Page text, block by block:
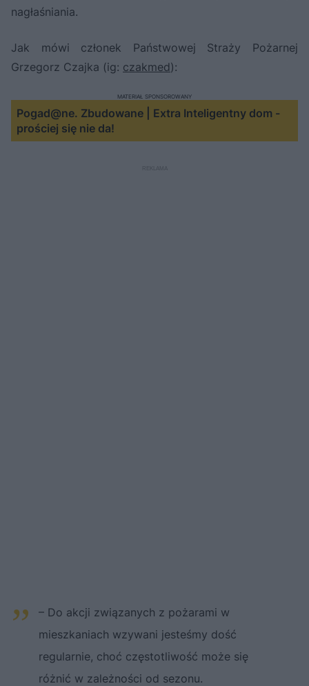
nagłaśniania.
Jak mówi członek Państwowej Straży Pożarnej
Grzegorz Czajka (ig: czakmed):
Pogad@ne. Zbudowane | Extra Inteligentny dom -
prościej się nie da!
MATERIAŁ SPONSOROWANY
– Do akcji związanych z pożarami w
mieszkaniach wzywani jesteśmy dość
regularnie, choć częstotliwość może się
różnić w zależności od sezonu.